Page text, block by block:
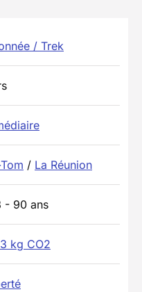
/ Trek
/ La Réunion
- 90 ans
kg CO2